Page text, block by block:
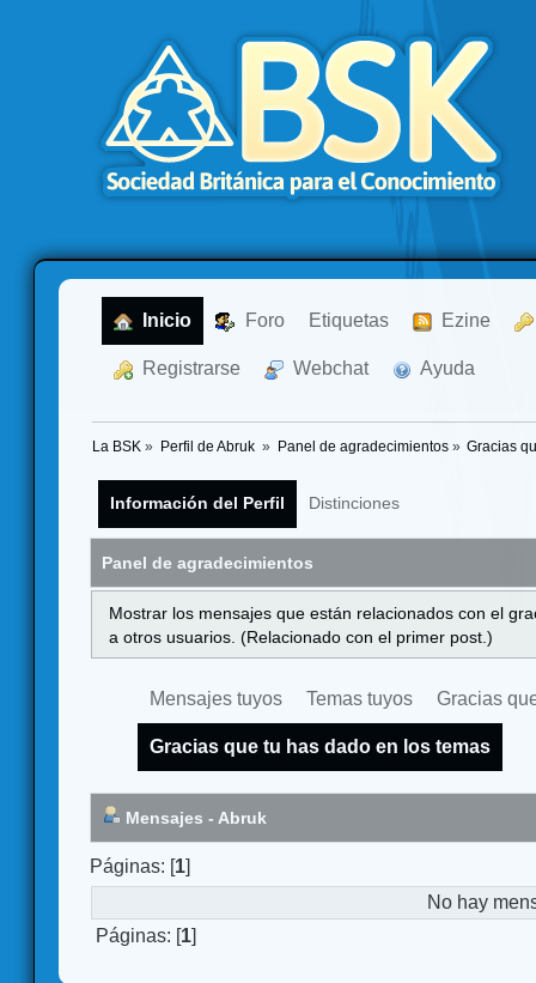
Inicio Foro Etiquetas Ezine
Registrarse Webchat Ayuda
La BSK » Perfil de Abruk » Panel de agradecimientos» Gracias
Información del Perfil Distinciones
Panel de agradecimientos
Mostrar los mensajes que están relacionados con el
a otros usuarios. (Relacionado con el primer post.)
Mensajes tuyos Temas tuyos Gracias
Gracias que tu has dado en los temas
Mensajes - Abruk
Páginas: [1]
No hay
Páginas: [1]